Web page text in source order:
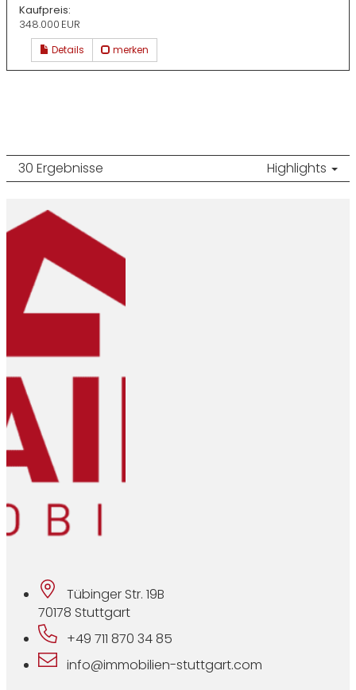
Kaufpreis:
348.000 EUR
Details merken
30 Ergebnisse Highlights
Tübinger Str. 19B
70178 Stuttgart
+49 711 870 34 85
info@immobilien-stuttgart.com